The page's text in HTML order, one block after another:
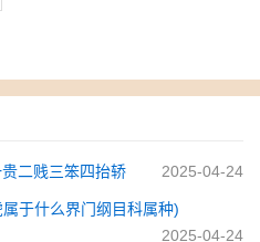
二贱三笨四抬轿 2025-04-24
于什么界门纲目科属种)
2025-04-24